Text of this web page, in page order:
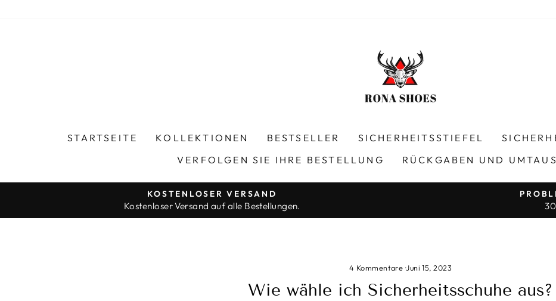
STARTSEITE KOLLEKTIONEN BESTSELLER SICHERHEITSSTIEFEL
VERFOLGEN SIE IHRE BESTELLUNG
RÜCKGABEN UND
KOSTENLOSER VERSAND
Kostenloser Versand auf alle Bestellungen.
4 Kommentare ·Juni 15, 2023
Wie wähle ich Sicherheitsschuhe aus?